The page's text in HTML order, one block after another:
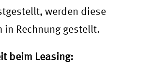
werden diese
in Rechnung gestellt.
beim Leasing: